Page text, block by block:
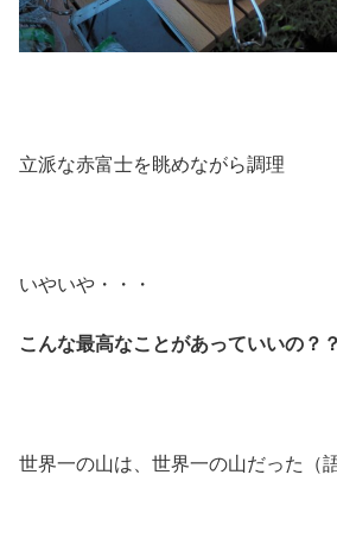
立派な赤富士を眺めながら調理
いやいや・・・
こんな最高なことがあっていいの？？
世界一の山は、世界一の山だった（